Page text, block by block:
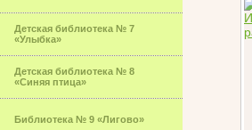
Детская библиотека № 7
«Улыбка»
Детская библиотека № 8
«Синяя птица»
Библиотека № 9 «Лигово»